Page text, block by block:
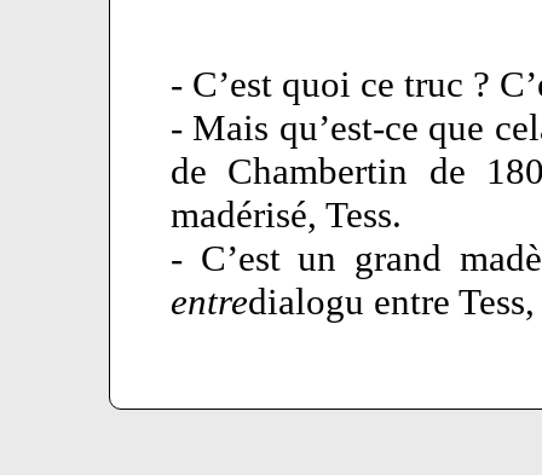
- C’est quoi ce truc ?
- Mais qu’est-ce que
de Chambertin de
madérisé, Tess.
- C’est un grand
entredialogu entre